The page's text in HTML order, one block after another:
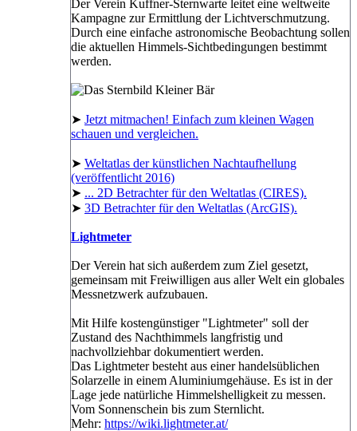
Der Verein Kuffner-Sternwarte leitet eine weltweite
Kampagne zur Ermittlung der Lichtverschmutzung.
Durch eine einfache astronomische Beobachtung sollen
die aktuellen Himmels-Sichtbedingungen bestimmt
werden.
➤ Jetzt mitmachen! Einfach zum kleinen Wagen
schauen und vergleichen.
➤ Weltatlas der künstlichen Nachtaufhellung
(veröffentlicht 2016)
➤ ... 2D Betrachter für den Weltatlas (CIRES).
➤ 3D Betrachter für den Weltatlas (ArcGIS).
Lightmeter
Der Verein hat sich außerdem zum Ziel gesetzt,
gemeinsam mit Freiwilligen aus aller Welt ein globales
Messnetzwerk aufzubauen.
Mit Hilfe kostengünstiger "Lightmeter" soll der
Zustand des Nachthimmels langfristig und
nachvollziehbar dokumentiert werden.
Das Lightmeter besteht aus einer handelsüblichen
Solarzelle in einem Aluminiumgehäuse. Es ist in der
Lage jede natürliche Himmelshelligkeit zu messen.
Vom Sonnenschein bis zum Sternlicht.
Mehr: https://wiki.lightmeter.at/